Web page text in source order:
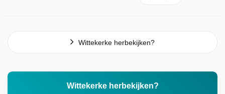
Wittekerke herbekijken?
Wittekerke herbekijken?